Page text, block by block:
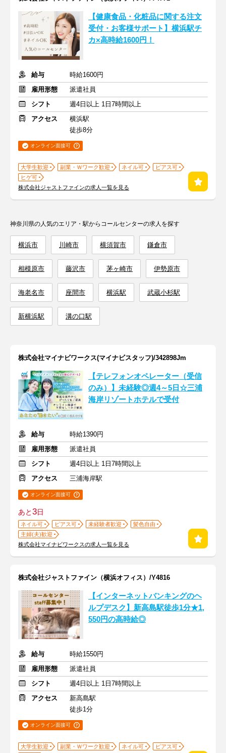
【健康食品・化粧品に関する注文
受付・お客様サポート】横浜駅チ
カ×高時給1600円！
給与
時給1600円
雇用形態
派遣社員
シフト
週4日以上 1日7時間以上
アクセス
横浜駅
徒歩8分
オンライン面接可
大学生歓迎 副業・Ｗワーク歓迎 ネイル可
ピアス可
ヒゲ可
株式会社ジャストファインの求人一覧を見る
神奈川県の人気のエリア・駅からコールセンターの求人を探す
横浜市 川崎市 横須賀市 鎌倉市
相模原市 藤沢市 茅ヶ崎市 伊勢原市
海老名市 座間市 横浜駅 武蔵小杉駅
新横浜駅 溝の口駅
株式会社マイナビワークス(マイナビスタッフ)/342898Jm
【テレフォンオペレーター（受信
のみ）】未経験◎週4～5日☆三浦
海岸リゾートホテルで受付
給与
時給1390円
雇用形態
派遣社員
シフト
週4日以上 1日7時間以上
アクセス
三浦海岸駅
オンライン面接可
あと3日
ネイル可 ピアス可 未経験者歓迎
髪色自由
主婦(夫)歓迎
株式会社マイナビワークスの求人一覧を見る
株式会社ジャストファイン（横浜オフィス）/Y4816
【インターネットバンキングのヘ
ルプデスク】新高島駅徒歩1分★1,
550円の高時給◎
給与
時給1550円
雇用形態
派遣社員
シフト
週4日以上 1日7時間以上
アクセス
新高島駅
徒歩1分
オンライン面接可
大学生歓迎 副業・Ｗワーク歓迎 ネイル可
ピアス可